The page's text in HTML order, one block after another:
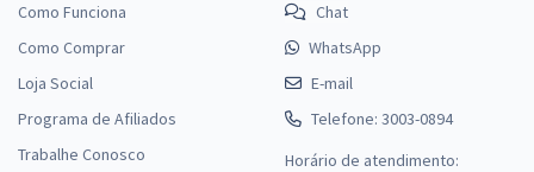
Como Funciona
Como Comprar
Loja Social
Programa de Afiliados
Trabalhe Conosco
Chat
WhatsApp
E-mail
Telefone: 3003-0894
Horário de atendimento: